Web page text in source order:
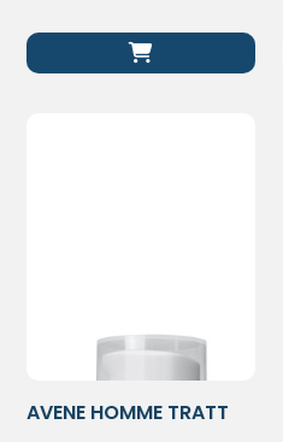
AVENE HOMME TRATT